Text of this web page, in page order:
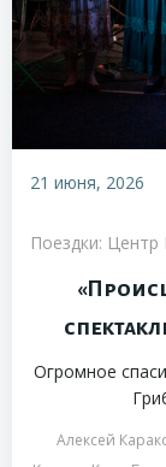
21 июня, 2026
Поездки: Центр
Огромное
Алексей